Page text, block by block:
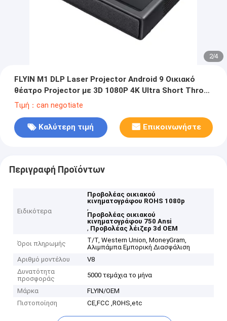
2/4
FLYIN M1 DLP Laser Projector Android 9 Οικιακό
θέατρο Projector με 3D 1080P 4K Ultra Short Throw
Laser Smart Projector
Τιμή：can negotiate
Καλύτερη τιμή Επικοινωνήστε
Περιγραφή Προϊόντων
Ειδικότερα
Προβολέας οικιακού
κινηματογράφου ROHS 1080p
,
Προβολέας οικιακού
κινηματογράφου 750 Ansi
, Προβολέας λέιζερ 3d OEM
Όροι πληρωμής
Τ/Τ, Western Union, MoneyGram,
Αλιμπάμπα Εμπορική Διασφάλιση
Αριθμό μοντέλου
V8
Δυνατότητα
προσφοράς
5000 τεμάχια το μήνα
Μάρκα
FLYIN/OEM
Πιστοποίηση
CE,FCC ,ROHS,etc